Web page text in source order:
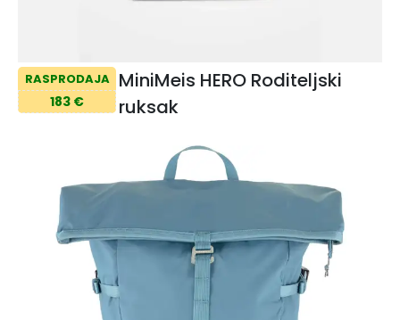
RASPRODAJA
183 €
MiniMeis HERO Roditeljski
ruksak